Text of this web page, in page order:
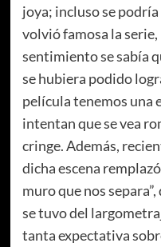
joya; incluso se podría
volvió famosa la
sentimiento se sabía
se hubiera podido
película tenemos una
intentan que se vea
cringe. Además,
dicha escena
muro que nos
se tuvo del
tanta expectativa